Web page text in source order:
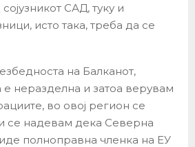
САД, туку и
исто така, треба да се
на Балканот,
е неразделна и затоа верувам
во овој регион се
се надевам дека Северна
полноправна членка на ЕУ